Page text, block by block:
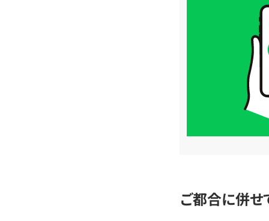
査
ご都合に併せ